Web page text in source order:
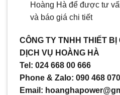
Hoàng Hà để được tư
và báo giá chi tiết
CÔNG TY TNHH THIẾT BỊ
DỊCH VỤ HOÀNG HÀ
Tel: 024 668 00 666
Phone & Zalo: 090 468
Email: